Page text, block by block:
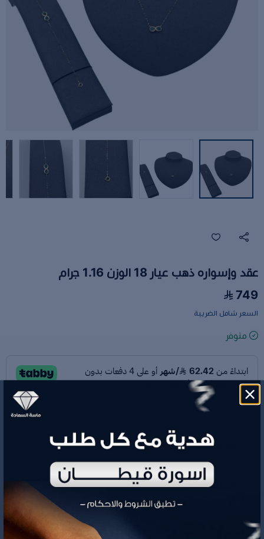
عقد وإسواره ذهب عيار 18 الوزن 1.16 جرام
749
السعر شامل الضريبة
متوفر
رقم الموديل
تصنيف المنتج عقد وإسواره